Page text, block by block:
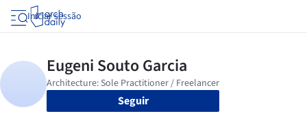
Iniciar sessão
Seguir